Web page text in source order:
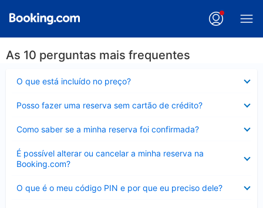
As 10 perguntas mais frequentes
O que está incluído no preço?
Posso fazer uma reserva sem cartão de crédito?
Como saber se a minha reserva foi confirmada?
É possível alterar ou cancelar a minha reserva na
Booking.com?
Contraído
O que é o meu código PIN e por que eu preciso dele?